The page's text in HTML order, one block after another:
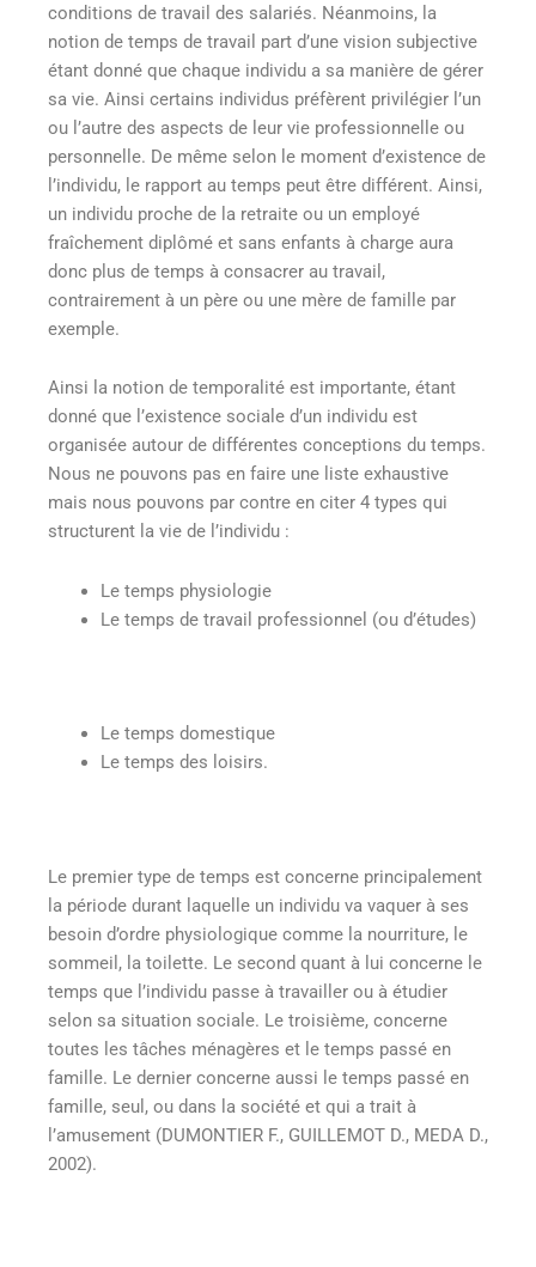
conditions de travail des salariés. Néanmoins, la
notion de temps de travail part d’une vision subjective
étant donné que chaque individu a sa manière de gérer
sa vie. Ainsi certains individus préfèrent privilégier l’un
ou l’autre des aspects de leur vie professionnelle ou
personnelle. De même selon le moment d’existence de
l’individu, le rapport au temps peut être différent. Ainsi,
un individu proche de la retraite ou un employé
fraîchement diplômé et sans enfants à charge aura
donc plus de temps à consacrer au travail,
contrairement à un père ou une mère de famille par
exemple.
Ainsi la notion de temporalité est importante, étant
donné que l’existence sociale d’un individu est
organisée autour de différentes conceptions du temps.
Nous ne pouvons pas en faire une liste exhaustive
mais nous pouvons par contre en citer 4 types qui
structurent la vie de l’individu :
Le temps physiologie
Le temps de travail professionnel (ou d’études)
Le temps domestique
Le temps des loisirs.
Le premier type de temps est concerne principalement
la période durant laquelle un individu va vaquer à ses
besoin d’ordre physiologique comme la nourriture, le
sommeil, la toilette. Le second quant à lui concerne le
temps que l’individu passe à travailler ou à étudier
selon sa situation sociale. Le troisième, concerne
toutes les tâches ménagères et le temps passé en
famille. Le dernier concerne aussi le temps passé en
famille, seul, ou dans la société et qui a trait à
l’amusement (DUMONTIER F., GUILLEMOT D., MEDA D.,
2002).